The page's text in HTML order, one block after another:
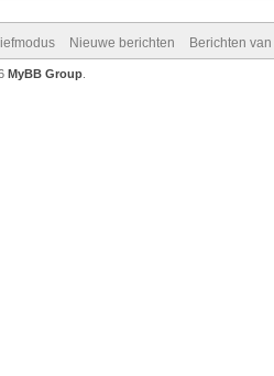
Nieuwe berichten Berichten
MyBB Group